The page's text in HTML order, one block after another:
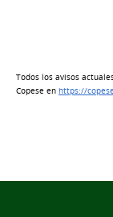
Todos los avisos
Copese en https://